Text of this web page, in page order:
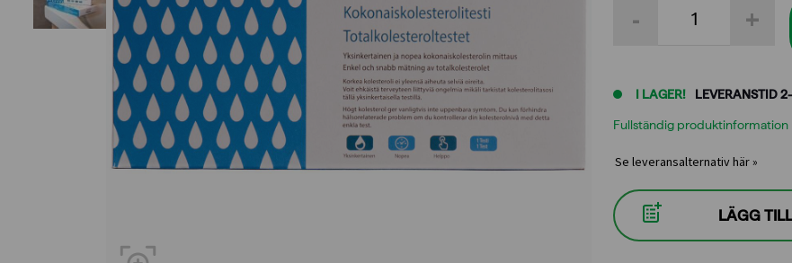
I LAGER! LEVERANSTID
+
Test
kolesterol
-
Fullständig produktinformation
Se leveransalternativ här »
LÄGG